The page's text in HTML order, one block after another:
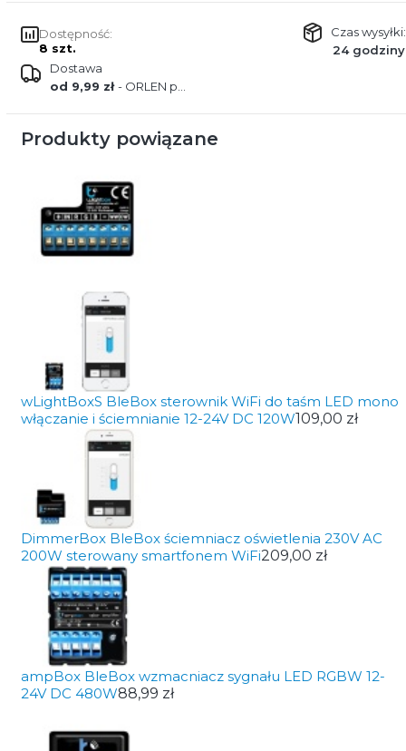
Dostępność:
8 szt.
Czas wysyłki:
24 godziny
Dostawa
od 9,99 zł- ORLEN paczka
Produkty powiązane
wLightBoxS BleBox sterownik WiFi do taśm LED mono
włączanie i ściemnianie 12-24V DC 120W109,00 zł
DimmerBox BleBox ściemniacz oświetlenia 230V AC
200W sterowany smartfonem WiFi209,00 zł
ampBox BleBox wzmacniacz sygnału LED RGBW 12-
24V DC 480W88,99 zł